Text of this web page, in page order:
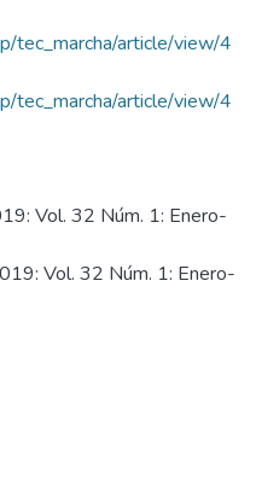
tec_marcha/article/view/4
tec_marcha/article/view/4
Vol. 32 Núm. 1: Enero-
Vol. 32 Núm. 1: Enero-